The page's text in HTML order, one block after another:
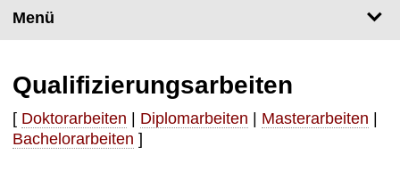
a
a
u
r
u
f
e
Menü
Qualifizierungsarbeiten
[ Doktorarbeiten Diplomarbeiten Masterarbeiten
Bachelorarbeiten ]